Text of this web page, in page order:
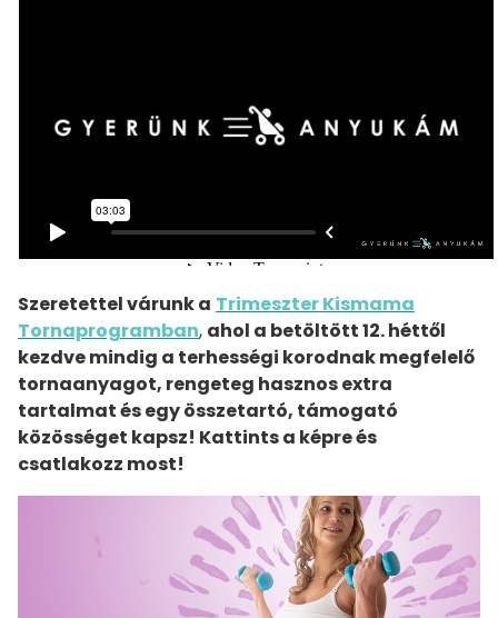
Szeretettel várunk a Trimeszter Kismama
Tornaprogramban, ahol a betöltött 12. héttől
kezdve mindig a terhességi korodnak megfelelő
tornaanyagot, rengeteg hasznos extra
tartalmat és egy összetartó, támogató
közösséget kapsz! Kattints a képre és
csatlakozz most!